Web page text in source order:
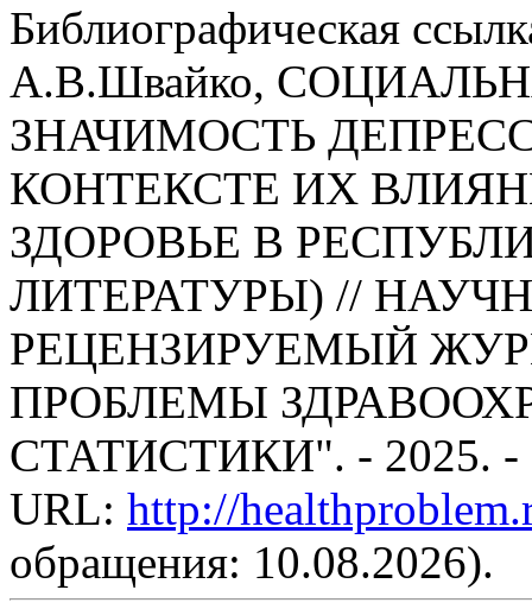
Библиографическая
А.В.Швайко,
ЗНАЧИМОСТЬ
КОНТЕКСТЕ ИХ
ЗДОРОВЬЕ В
ЛИТЕРАТУРЫ) //
РЕЦЕНЗИРУЕМЫЙ
ПРОБЛЕМЫ
СТАТИСТИКИ". - 2025.
URL: http://
обращения: 10.08.2026).